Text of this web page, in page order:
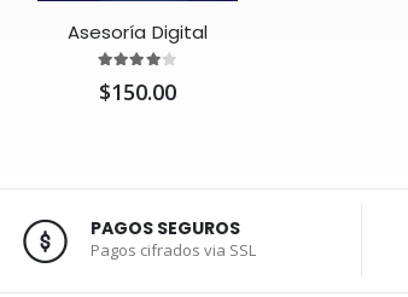
Asesoría Digital
$150.00
PAGOS SEGUROS
Pagos cifrados via SSL